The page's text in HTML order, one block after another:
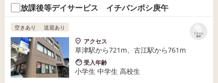
放課後等デイサービス イチバンボシ庚午
リストに
保存
空きあり 送迎あり
アクセス
草津駅から721m、古江駅から761m
受入年齢
小学生 中学生 高校生